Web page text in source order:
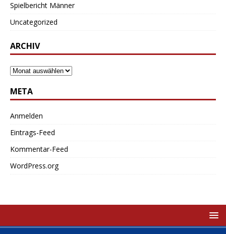
Spielbericht Männer
Uncategorized
ARCHIV
META
Anmelden
Eintrags-Feed
Kommentar-Feed
WordPress.org